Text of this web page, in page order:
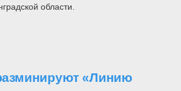
области.
«Линию